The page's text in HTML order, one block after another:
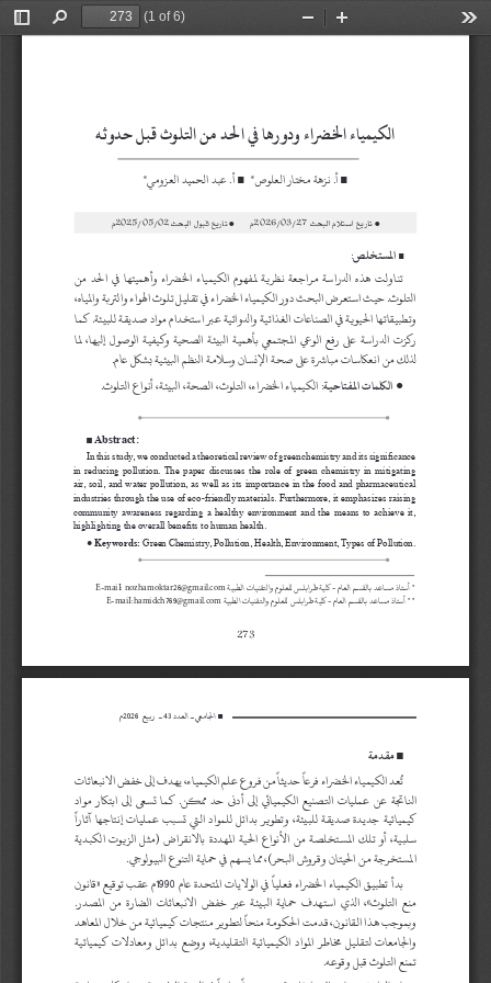
Toggle
Find
(1 of 6)
Zoom
273
E maiI: nozhamoktar26@gmail.com
* أستاذ مساعد بالقسم العام - كلية طرابلس للعلوم والتقنيات الطبية
E maiI: hamidch769@gmail. com * * أستاذ مساعد بالقسم العام - كلية طرابلس للعلوم والتقنيات الطبية
المستخلص: ■
تناولت  هذه  الدراسة  مراجعة  نظرية  لمفهوم  الكيمياء  الخضراء  وأهميتها  في  الحد  من
التلوث. حيث استعرض البحث دور الكيمياء الخضراء في تقليل تلوث الهواء والتربة والمياه،
لذلك من انعكاسات مباشرة على صحة الإنسان وسلامة النظم البيئية بشكل عام.
●
الكيمياء الخضراء ودورها في الحد من التلوث قبل حدوثه
أ. عبد الحميد العزومي* ■ أ. نزهة مختار العلوص* ■
م2025 /05/02 2026 /03 /27 ● تاريخ استلام البحث
■ Abstract:
In this study, we conducted a theoretical review of green chemistry and its significance
in  reducing  pollution.  The  paper  discusses  the  role  of  green  chemistry  in  mitigating
air, soil, and water pollution, as well as its importance in the food and pharmaceutical
industries through the use of eco-friendly materials. Furthermore, it emphasizes raising
community  awareness  regarding  a  healthy  environment  and  the  means  to  achieve  it,
highlighting the overall benefits to human health.
● Keywords: Green Chemistry, Pollution, Health, Environment, Types of Pollution.
م2026 43 الجامعي ـ العدد ■
مقدمة■
من فروع علم الكيمياء، يهدف إلى خفض الانبعاثات حديثاعد الكيمياء الخضراء فرعات
الناتجة  عن  عمليات  التصنيع  الكيميائي  إلى  أدنى  حد  ممكن.  كما  تسعى  إلى  ابتكار  مواد
كيميائية جديدة صديقة للبيئة، وتطوير بدائل للمواد التي تسبب عمليات إنتاجها آثارا
المستخرجة من الحيتان وقروش البحر)، مما يسهم في حماية التنوع البيولوجي.
1990 في الولايات المتحدة عام بدأ تطبيق الكيمياء الخضراء فعليا
لتطوير منتجات كيميائية من خلال المعاهد وبموجب هذا القانون، قدمت الحكومة منحا
تمنع التلوث قبل وقوعه.